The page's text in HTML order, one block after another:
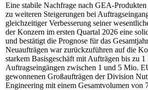
Eine stabile Nachfrage nach GEA-
zu weiteren Steigerungen bei
gleichzeitiger Verbesserung seiner
der Konzern im ersten Quartal 2026 eine
und bestätigt die Prognose für das
Neuaufträgen war zurückzuführen auf die
starkem Basisgeschäft mit Aufträgen bis zu
Auftragseingängen zwischen 1 und 5 Mio.
gewonnenen Großaufträgen der Division
Engineering mit einem Gesamtvolumen von